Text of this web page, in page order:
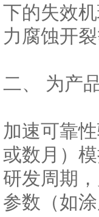
下的失效
力腐蚀开
二、 为产
加速可靠
或数月）
研发周期
参数（如